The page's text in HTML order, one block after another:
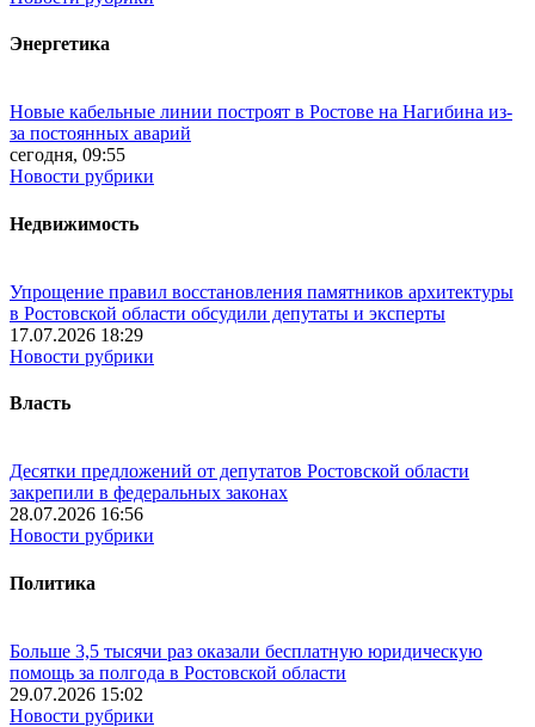
Энергетика
Новые кабельные линии построят в Ростове на Нагибина из-
за постоянных аварий
сегодня, 09:55
Новости рубрики
Недвижимость
Упрощение правил восстановления памятников архитектуры
в Ростовской области обсудили депутаты и эксперты
17.07.2026 18:29
Новости рубрики
Власть
Десятки предложений от депутатов Ростовской области
закрепили в федеральных законах
28.07.2026 16:56
Новости рубрики
Политика
Больше 3,5 тысячи раз оказали бесплатную юридическую
помощь за полгода в Ростовской области
29.07.2026 15:02
Новости рубрики